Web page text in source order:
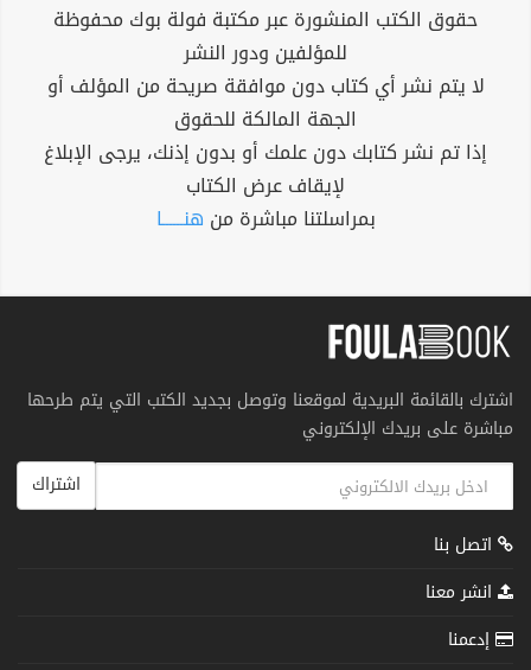
حقوق الكتب المنشورة عبر مكتبة فولة بوك محفوظة
للمؤلفين ودور النشر
لا يتم نشر أي كتاب دون موافقة صريحة من المؤلف أو
الجهة المالكة للحقوق
إذا تم نشر كتابك دون علمك أو بدون إذنك، يرجى الإبلاغ
لإيقاف عرض الكتاب
بمراسلتنا مباشرة من هنــــــا
اشترك بالقائمة البريدية لموقعنا وتوصل بجديد الكتب التي يتم طرحها
مباشرة على بريدك الإلكتروني
اشتراك
اتصل بنا
انشر معنا
إدعمنا